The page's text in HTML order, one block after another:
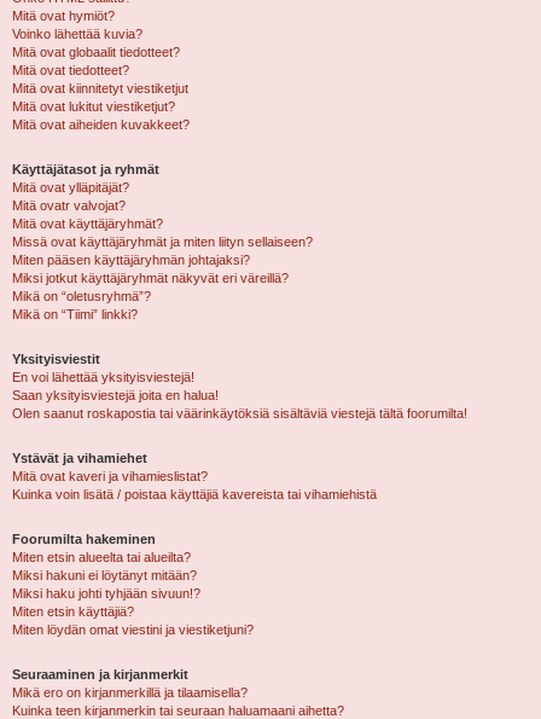
Mitä ovat hymiöt?
Voinko lähettää kuvia?
Mitä ovat globaalit tiedotteet?
Mitä ovat tiedotteet?
Mitä ovat kiinnitetyt viestiketjut
Mitä ovat lukitut viestiketjut?
Mitä ovat aiheiden kuvakkeet?
Käyttäjätasot ja ryhmät
Mitä ovat ylläpitäjät?
Mitä ovatr valvojat?
Mitä ovat käyttäjäryhmät?
Missä ovat käyttäjäryhmät ja miten liityn sellaiseen?
Miten pääsen käyttäjäryhmän johtajaksi?
Miksi jotkut käyttäjäryhmät näkyvät eri väreillä?
Mikä on “oletusryhmä”?
Mikä on “Tiimi” linkki?
Yksityisviestit
En voi lähettää yksityisviestejä!
Saan yksityisviestejä joita en halua!
Olen saanut roskapostia tai väärinkäytöksiä sisältäviä viestejä tältä foorumilta!
Ystävät ja vihamiehet
Mitä ovat kaveri ja vihamieslistat?
Kuinka voin lisätä / poistaa käyttäjiä kavereista tai vihamiehistä
Foorumilta hakeminen
Miten etsin alueelta tai alueilta?
Miksi hakuni ei löytänyt mitään?
Miksi haku johti tyhjään sivuun!?
Miten etsin käyttäjiä?
Miten löydän omat viestini ja viestiketjuni?
Seuraaminen ja kirjanmerkit
Mikä ero on kirjanmerkillä ja tilaamisella?
Kuinka teen kirjanmerkin tai seuraan haluamaani aihetta?